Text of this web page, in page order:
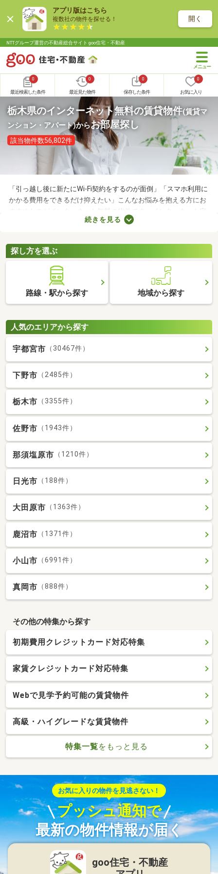
アプリ版はこちら
複数社の物件を探せる！ 開く
NTTグループ運営の不動産総合サイト goo住宅・不動産
0
最近検索した条件
0
最近見た物件
0
保存した条件
0
お気に入り
栃木県のインターネット無料の賃貸物件(賃貸マ
ンション・アパート)からお部屋探し
該当物件数56,802件
「引っ越し後に新たにWi-Fi契約をするのが面倒」「スマホ利用に
かかる費用をできるだけ抑えたい」こんなお悩みを抱える方にお
すすめなのがインターネット無料の物件です。インターネット完
備の物件なら、新たに回線を契約する必要はありません。通信費
チェックしてみてくださいね。
続きを見る
探し方を選ぶ
路線・駅から探す 地域から探す
人気のエリアから探す
宇都宮市 （30467件）
下野市 （2485件）
栃木市 （3355件）
佐野市 （1943件）
那須塩原市 （1210件）
日光市 （188件）
大田原市 （1363件）
鹿沼市 （1371件）
小山市 （6991件）
真岡市 （888件）
その他の特集から探す
初期費用クレジットカード対応特集
家賃クレジットカード対応特集
Webで見学予約可能の賃貸物件
高級・ハイグレードな賃貸物件
特集一覧をもっと見る
お気に入りの物件を見逃さない！
プッシュ通知で
最新の物件情報が届く
goo住宅・不動産